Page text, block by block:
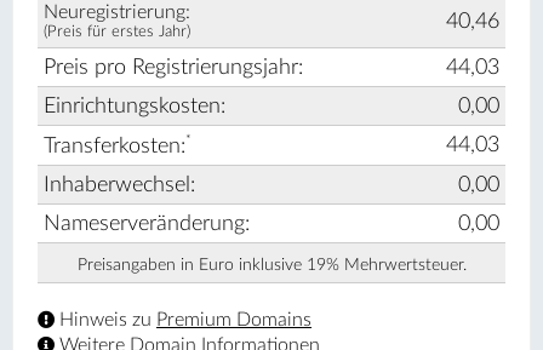
Neuregistrierung:
(Preis für erstes Jahr) 40,46
Preis pro Registrierungsjahr:
44,03
Einrichtungskosten:
0,00
Transferkosten:*
44,03
Inhaberwechsel:
0,00
Nameserveränderung:
0,00
Preisangaben in Euro inklusive 19% Mehrwertsteuer.
Hinweis zu Premium Domains
Weitere Domain Informationen